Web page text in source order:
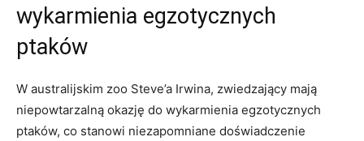
‍wykarmienia egzotycznych
ptaków
W australijskim zoo Steve’a Irwina, ⁣zwiedzający mają
niepowtarzalną⁤ okazję do wykarmienia‌ egzotycznych
ptaków, co stanowi niezapomniane doświadczenie